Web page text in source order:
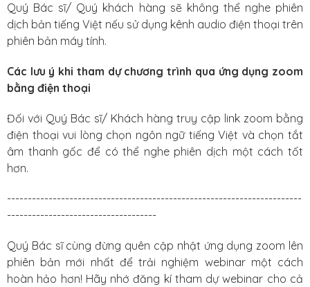
Quý Bác sĩ/ Quý khách hàng sẽ không thể nghe phiên
dịch bản tiếng Việt nếu sử dụng kênh audio điện thoại trên
phiên bản máy tính.
Các lưu ý khi tham dự chương trình qua ứng dụng zoom
bằng điện thoại
Đối với Quý Bác sĩ/ Khách hàng truy cập link zoom bằng
điện thoại vui lòng chọn ngôn ngữ tiếng Việt và chọn tắt
âm thanh gốc để có thể nghe phiên dịch một cách tốt
hơn.
-----------------------------------------------------------------------
------------------------------------
Quý Bác sĩ cùng đừng quên cập nhật ứng dụng zoom lên
phiên bản mới nhất để trải nghiệm webinar một cách
hoàn hảo hơn! Hãy nhớ đăng kí tham dự webinar cho cả